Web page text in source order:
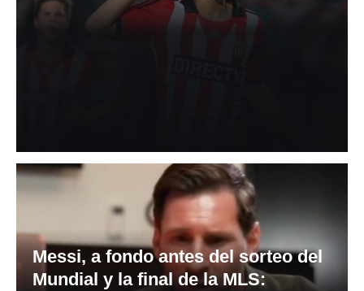
tras más de una década y rescindir
con Botafogo
Messi, a fondo antes del sorteo del
Mundial y la final de la MLS: